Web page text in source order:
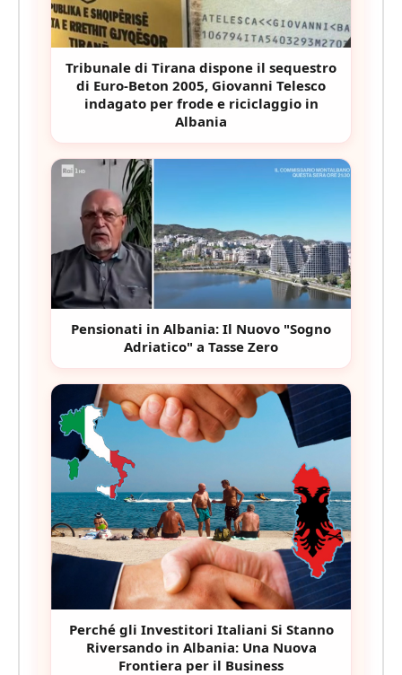
Tribunale di Tirana dispone il sequestro
di Euro-Beton 2005, Giovanni Telesco
indagato per frode e riciclaggio in
Albania
Pensionati in Albania: Il Nuovo "Sogno
Adriatico" a Tasse Zero
Perché gli Investitori Italiani Si Stanno
Riversando in Albania: Una Nuova
Frontiera per il Business